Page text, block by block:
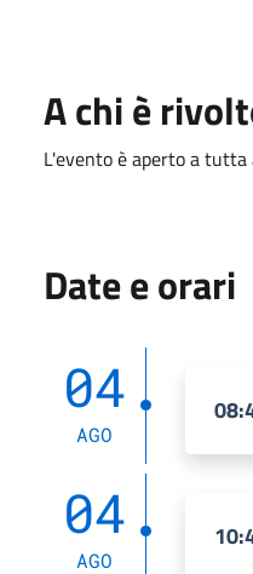
A chi è
L'evento è aperto a
Date e orari
04
AGO
04
AGO